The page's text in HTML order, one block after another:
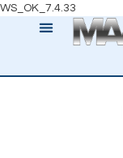
WS_OK_7.4.33